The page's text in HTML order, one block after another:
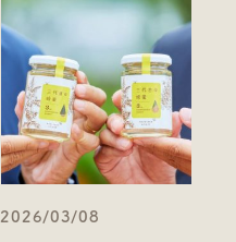
2026/03/08